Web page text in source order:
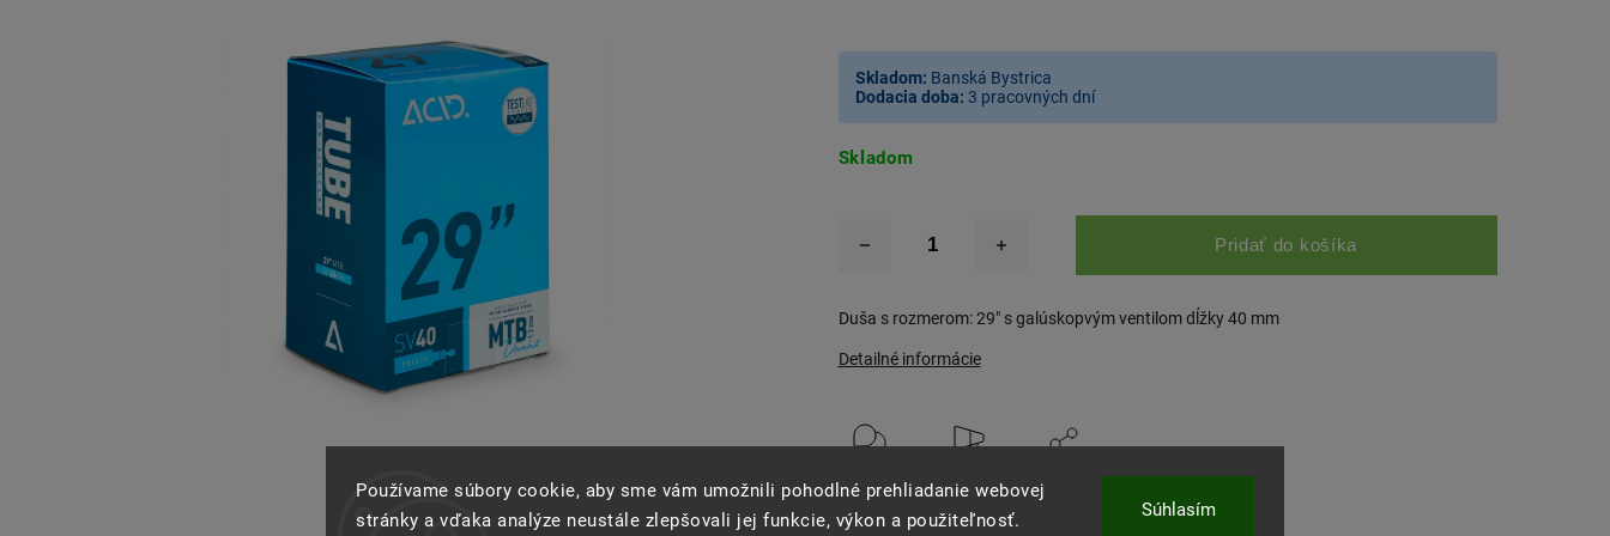
Používame súbory cookie, aby sme vám umožnili pohodlné prehliadanie webovej
stránky a vďaka analýze neustále zlepšovali jej funkcie, výkon a použiteľnosť.
Súhlasím
Skladom
Skladom: Banská Bystrica
Dodacia doba: 3 pracovných dní
Pridať do košíka
Duša s rozmerom: 29" s galúskopvým ventilom dĺžky 40 mm
Detailné informácie
Opýtať sa Strážiť Zdieľať